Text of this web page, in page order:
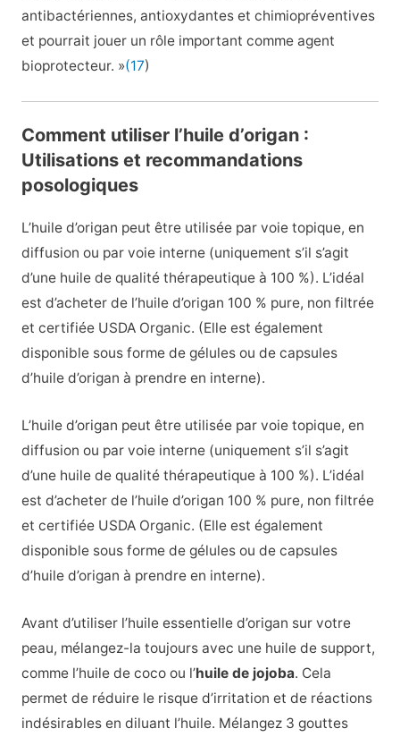
antibactériennes, antioxydantes et chimiopréventives
et pourrait jouer un rôle important comme agent
bioprotecteur. »(17)
Comment utiliser l’huile d’origan :
Utilisations et recommandations
posologiques
L’huile d’origan peut être utilisée par voie topique, en
diffusion ou par voie interne (uniquement s’il s’agit
d’une huile de qualité thérapeutique à 100 %). L’idéal
est d’acheter de l’huile d’origan 100 % pure, non filtrée
et certifiée USDA Organic. (Elle est également
disponible sous forme de gélules ou de capsules
d’huile d’origan à prendre en interne).
L’huile d’origan peut être utilisée par voie topique, en
diffusion ou par voie interne (uniquement s’il s’agit
d’une huile de qualité thérapeutique à 100 %). L’idéal
est d’acheter de l’huile d’origan 100 % pure, non filtrée
et certifiée USDA Organic. (Elle est également
disponible sous forme de gélules ou de capsules
d’huile d’origan à prendre en interne).
Avant d’utiliser l’huile essentielle d’origan sur votre
peau, mélangez-la toujours avec une huile de support,
comme l’huile de coco ou l’huile de jojoba. Cela
permet de réduire le risque d’irritation et de réactions
indésirables en diluant l’huile. Mélangez 3 gouttes